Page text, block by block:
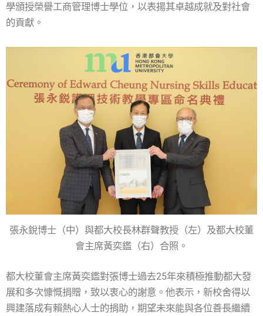
學頒授榮譽工商管理博士學位，以表揚其卓越成就及對社會
的貢獻。
張永銳博士（中）與都大校長林群聲教授（左）及都大校董
會主席黃奕鑑（右）合照。
都大校董會主席黃奕鑑對張博士過去25年來積極推動都大發
展和多次慷慨捐贈，致以衷心的謝意。他表示，新校舍得以
興建落成有賴熱心人士的捐助，期望未來能與各位善長繼續